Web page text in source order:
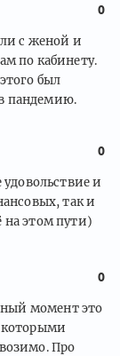
0
с женой и
по кабинету.
был
пандемию.
0
удовольствие и
так и
на этом пути)
0
момент это
которыми
Про